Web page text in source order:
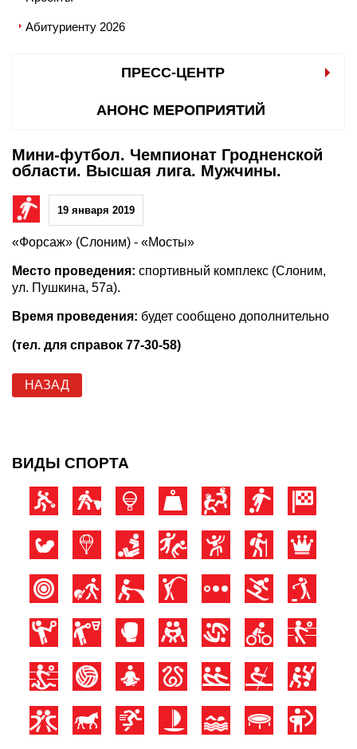
Абитуриенту 2026
ПРЕСС-ЦЕНТР
АНОНС МЕРОПРИЯТИЙ
Мини-футбол. Чемпионат Гродненской
области. Высшая лига. Мужчины.
19 января 2019
«Форсаж» (Слоним) - «Мосты»
Место проведения: спортивный комплекс (Слоним,
ул. Пушкина, 57а).
Время проведения: будет сообщено дополнительно
(тел. для справок 77-30-58)
НАЗАД
ВИДЫ СПОРТА